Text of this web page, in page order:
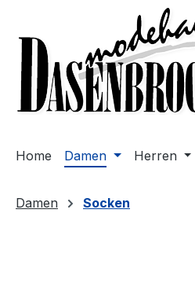
Hauptinhalt springen
Zur Hauptnavigation
Home Damen Herren
Damen Socken